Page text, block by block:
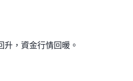
升，資金行情回暖。